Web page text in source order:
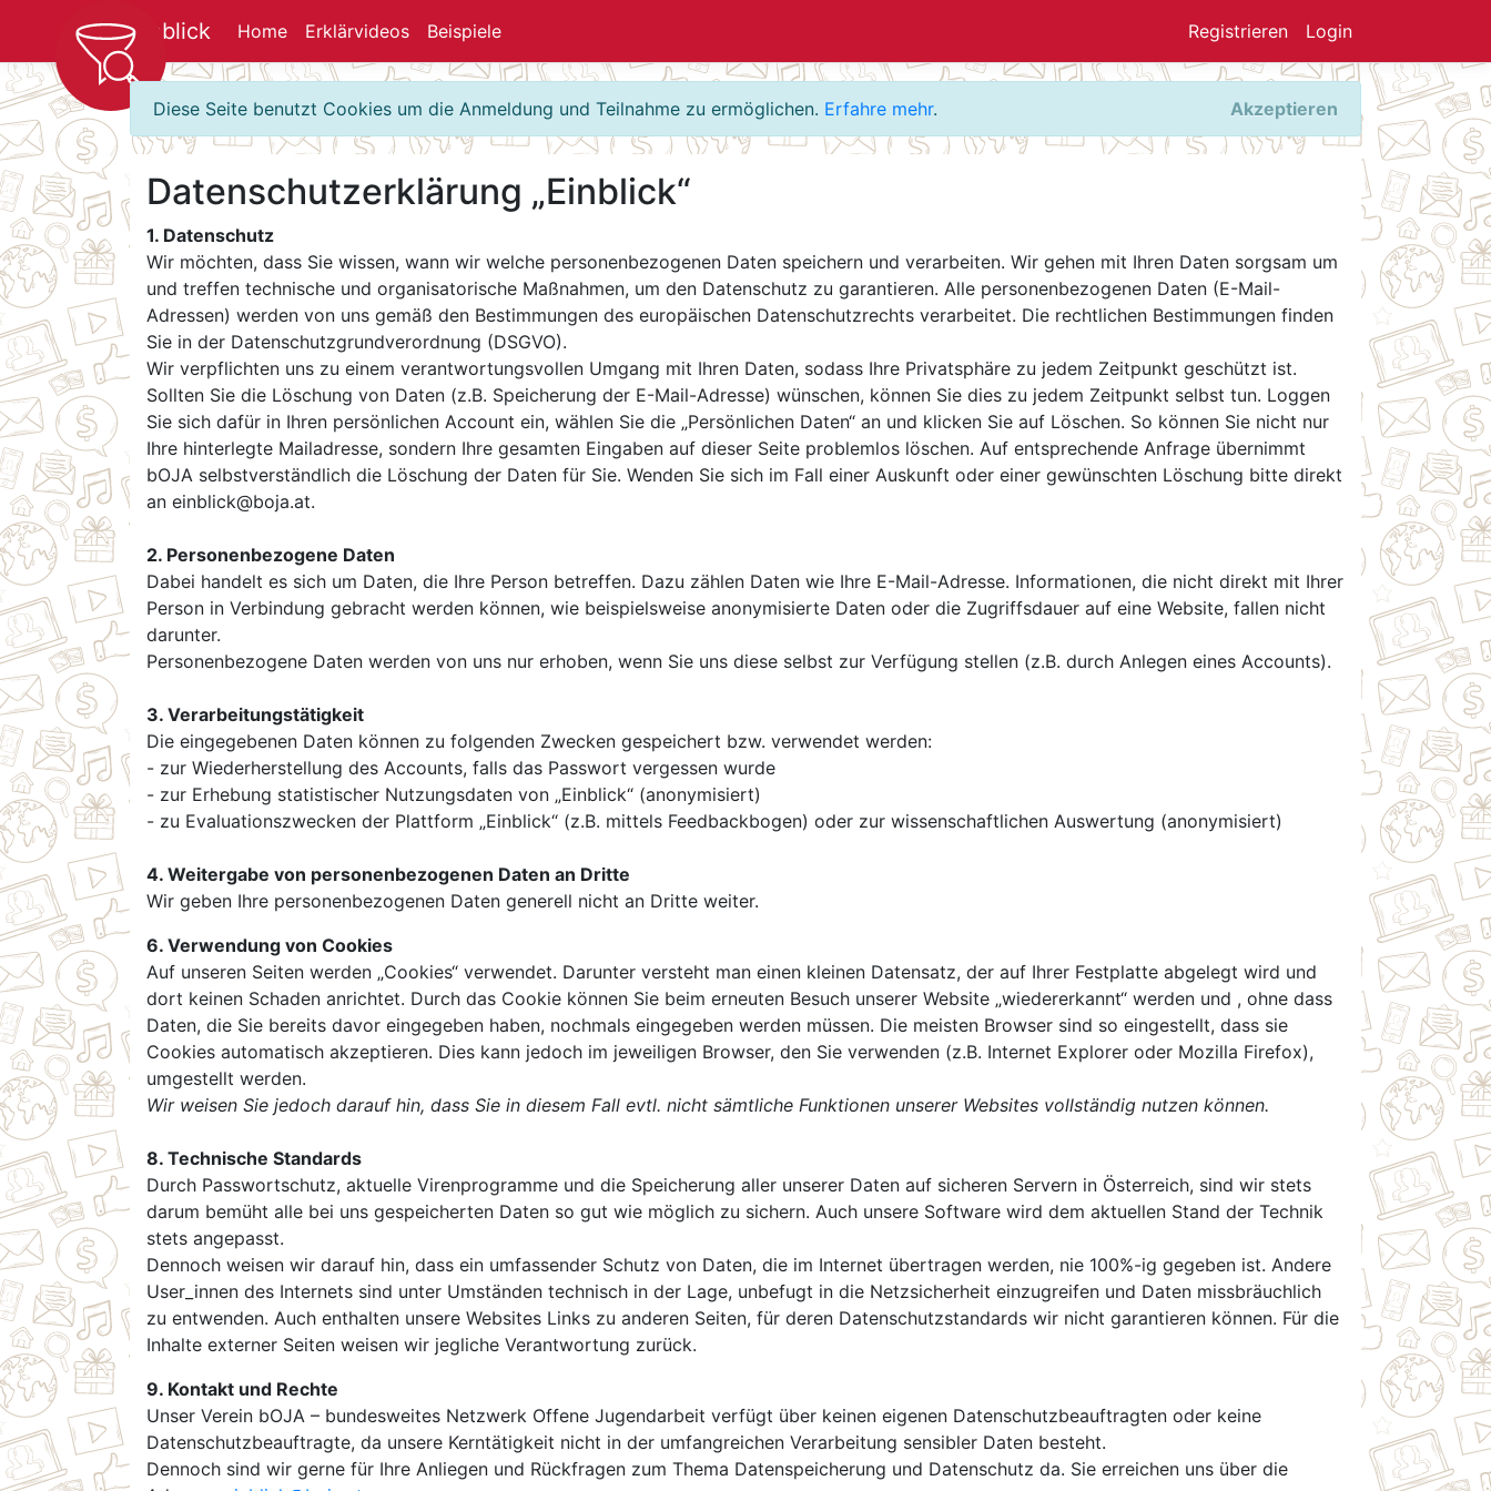
Einblick Registrieren Login
Home Erklärvideos Beispiele
Diese Seite benutzt Cookies um die Anmeldung und Teilnahme zu ermöglichen. Erfahre mehr. Akzeptieren
Datenschutzerklärung „Einblick“
1. Datenschutz
Wir möchten, dass Sie wissen, wann wir welche personenbezogenen Daten speichern und verarbeiten. Wir gehen mit Ihren Daten sorgsam um
und treffen technische und organisatorische Maßnahmen, um den Datenschutz zu garantieren. Alle personenbezogenen Daten (E-Mail-
Adressen) werden von uns gemäß den Bestimmungen des europäischen Datenschutzrechts verarbeitet. Die rechtlichen Bestimmungen finden
Sie in der Datenschutzgrundverordnung (DSGVO).
Wir verpflichten uns zu einem verantwortungsvollen Umgang mit Ihren Daten, sodass Ihre Privatsphäre zu jedem Zeitpunkt geschützt ist.
Sollten Sie die Löschung von Daten (z.B. Speicherung der E-Mail-Adresse) wünschen, können Sie dies zu jedem Zeitpunkt selbst tun. Loggen
Sie sich dafür in Ihren persönlichen Account ein, wählen Sie die „Persönlichen Daten“ an und klicken Sie auf Löschen. So können Sie nicht nur
Ihre hinterlegte Mailadresse, sondern Ihre gesamten Eingaben auf dieser Seite problemlos löschen. Auf entsprechende Anfrage übernimmt
bOJA selbstverständlich die Löschung der Daten für Sie. Wenden Sie sich im Fall einer Auskunft oder einer gewünschten Löschung bitte direkt
an einblick@boja.at.
2. Personenbezogene Daten
Dabei handelt es sich um Daten, die Ihre Person betreffen. Dazu zählen Daten wie Ihre E-Mail-Adresse. Informationen, die nicht direkt mit Ihrer
Person in Verbindung gebracht werden können, wie beispielsweise anonymisierte Daten oder die Zugriffsdauer auf eine Website, fallen nicht
darunter.
Personenbezogene Daten werden von uns nur erhoben, wenn Sie uns diese selbst zur Verfügung stellen (z.B. durch Anlegen eines Accounts).
3. Verarbeitungstätigkeit
Die eingegebenen Daten können zu folgenden Zwecken gespeichert bzw. verwendet werden:
- zur Wiederherstellung des Accounts, falls das Passwort vergessen wurde
- zur Erhebung statistischer Nutzungsdaten von „Einblick“ (anonymisiert)
- zu Evaluationszwecken der Plattform „Einblick“ (z.B. mittels Feedbackbogen) oder zur wissenschaftlichen Auswertung (anonymisiert)
4. Weitergabe von personenbezogenen Daten an Dritte
Wir geben Ihre personenbezogenen Daten generell nicht an Dritte weiter.
6. Verwendung von Cookies
Auf unseren Seiten werden „Cookies“ verwendet. Darunter versteht man einen kleinen Datensatz, der auf Ihrer Festplatte abgelegt wird und
dort keinen Schaden anrichtet. Durch das Cookie können Sie beim erneuten Besuch unserer Website „wiedererkannt“ werden und , ohne dass
Daten, die Sie bereits davor eingegeben haben, nochmals eingegeben werden müssen. Die meisten Browser sind so eingestellt, dass sie
Cookies automatisch akzeptieren. Dies kann jedoch im jeweiligen Browser, den Sie verwenden (z.B. Internet Explorer oder Mozilla Firefox),
umgestellt werden.
Wir weisen Sie jedoch darauf hin, dass Sie in diesem Fall evtl. nicht sämtliche Funktionen unserer Websites vollständig nutzen können.
8. Technische Standards
Durch Passwortschutz, aktuelle Virenprogramme und die Speicherung aller unserer Daten auf sicheren Servern in Österreich, sind wir stets
darum bemüht alle bei uns gespeicherten Daten so gut wie möglich zu sichern. Auch unsere Software wird dem aktuellen Stand der Technik
stets angepasst.
Dennoch weisen wir darauf hin, dass ein umfassender Schutz von Daten, die im Internet übertragen werden, nie 100%-ig gegeben ist. Andere
User_innen des Internets sind unter Umständen technisch in der Lage, unbefugt in die Netzsicherheit einzugreifen und Daten missbräuchlich
zu entwenden. Auch enthalten unsere Websites Links zu anderen Seiten, für deren Datenschutzstandards wir nicht garantieren können. Für die
Inhalte externer Seiten weisen wir jegliche Verantwortung zurück.
9. Kontakt und Rechte
Unser Verein bOJA – bundesweites Netzwerk Offene Jugendarbeit verfügt über keinen eigenen Datenschutzbeauftragten oder keine
Datenschutzbeauftragte, da unsere Kerntätigkeit nicht in der umfangreichen Verarbeitung sensibler Daten besteht.
Dennoch sind wir gerne für Ihre Anliegen und Rückfragen zum Thema Datenspeicherung und Datenschutz da. Sie erreichen uns über die